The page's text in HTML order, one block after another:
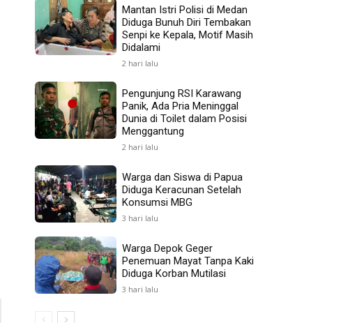
Mantan Istri Polisi di Medan
Diduga Bunuh Diri Tembakan
Senpi ke Kepala, Motif Masih
Didalami
2 hari lalu
Pengunjung RSI Karawang
Panik, Ada Pria Meninggal
Dunia di Toilet dalam Posisi
Menggantung
2 hari lalu
Warga dan Siswa di Papua
Diduga Keracunan Setelah
Konsumsi MBG
3 hari lalu
Warga Depok Geger
Penemuan Mayat Tanpa Kaki
Diduga Korban Mutilasi
3 hari lalu